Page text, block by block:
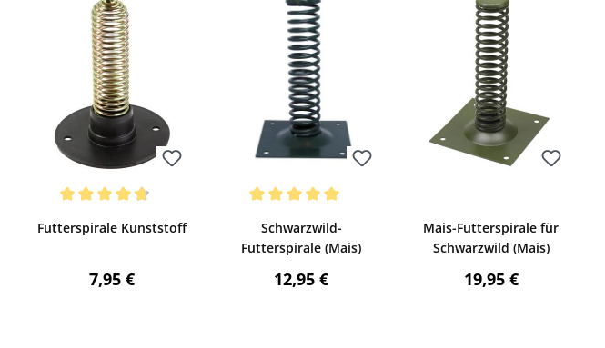
Bewerten
Futterspirale Kunststoff
Regulärer Preis:
7,95 €
Bewerten
Schwarzwild-
Futterspirale (Mais)
Regulärer Preis:
12,95 €
Mais-Futterspirale für
Schwarzwild (Mais)
Regulärer Preis:
19,95 €